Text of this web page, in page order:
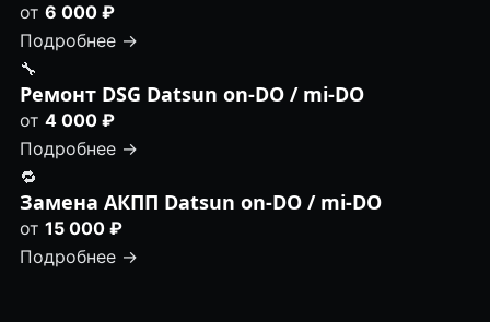
от 6 000 ₽
Подробнее →
🔧
Ремонт DSG Datsun on-DO / mi-DO
от 4 000 ₽
Подробнее →
🔁
Замена АКПП Datsun on-DO / mi-DO
от 15 000 ₽
Подробнее →